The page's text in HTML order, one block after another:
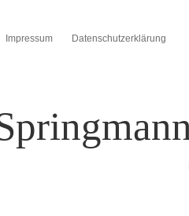
Impressum Datenschutzerklärung